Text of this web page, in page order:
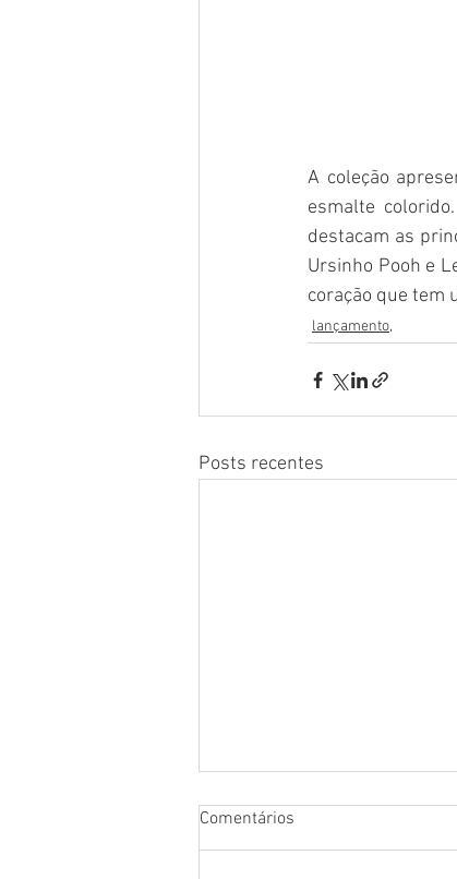
A coleção
esmalte
destacam as
Ursinho Pooh e
coração que tem
lançamento,
Posts recentes
Comentários